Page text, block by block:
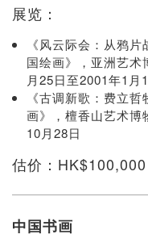
展览：
《风云际会：从鸦
国绘画》，亚洲艺
月25日至2001年1月
《古调新歌：费立
画》，檀香山艺术博
10月28日
估价：
中国书画